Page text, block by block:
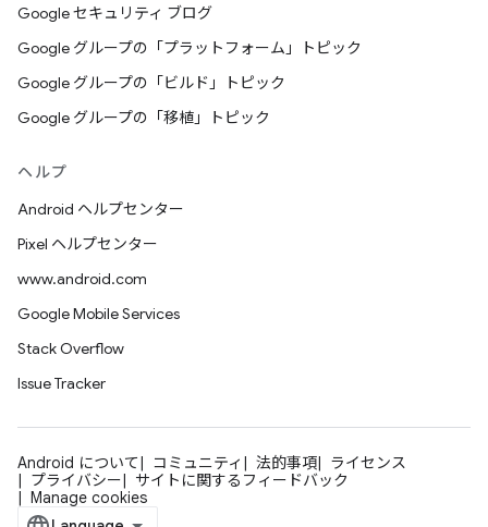
Google セキュリティ ブログ
Google グループの「プラットフォーム」トピック
Google グループの「ビルド」トピック
Google グループの「移植」トピック
ヘルプ
Android ヘルプセンター
Pixel ヘルプセンター
www.android.com
Google Mobile Services
Stack Overflow
Issue Tracker
Android について コミュニティ 法的事項
ライセンス
プライバシー
サイトに関するフィードバック
Manage cookies